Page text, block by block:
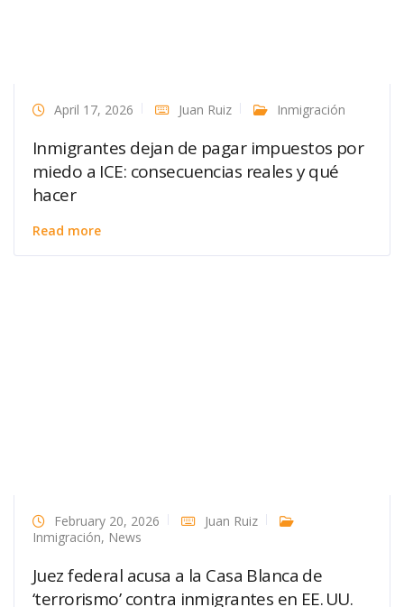
April 17, 2026 Juan Ruiz Inmigración
Inmigrantes dejan de pagar impuestos por
miedo a ICE: consecuencias reales y qué
hacer
Read more
February 20, 2026
Juan Ruiz
Inmigración, News
Juez federal acusa a la Casa Blanca de
‘terrorismo’ contra inmigrantes en EE. UU.